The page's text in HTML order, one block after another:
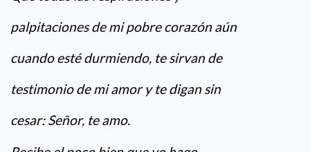
palpitaciones de mi pobre corazón aún
cuando esté durmiendo, te sirvan de
testimonio de mi amor y te digan sin
cesar: Señor, te amo.